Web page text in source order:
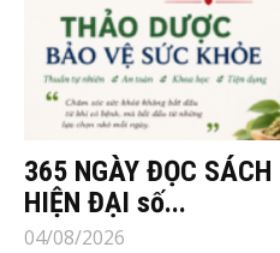
365 NGÀY ĐỌC SÁCH
HIỆN ĐẠI số...
04/08/2026